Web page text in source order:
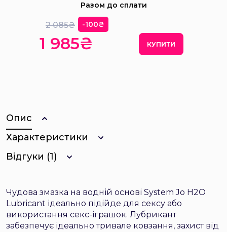
Разом до сплати
2 085₴ -100₴
1 985₴ КУПИТИ
Опис
Характеристики
Відгуки (1)
Чудова змазка на водній основі System Jo H2O
Lubricant ідеально підійде для сексу або
використання секс-іграшок. Лубрикант
забезпечує ідеально тривале ковзання, захист від